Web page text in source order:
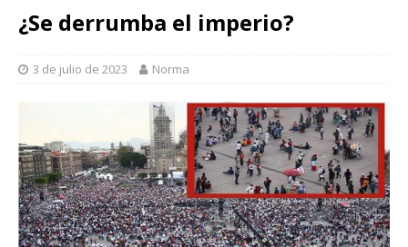
¿Se derrumba el imperio?
3 de julio de 2023 Norma